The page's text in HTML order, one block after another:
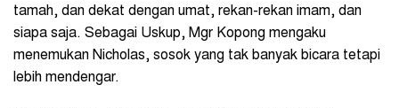
tamah, dan dekat dengan umat, rekan-rekan imam, dan
siapa saja. Sebagai Uskup, Mgr Kopong mengaku
menemukan Nicholas, sosok yang tak banyak bicara tetapi
lebih mendengar.